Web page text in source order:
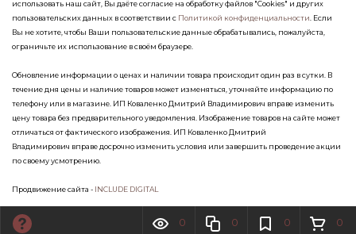
0 0 0 0
использовать наш сайт, Вы даёте согласие на обработку файлов "Cookies" и других
пользовательских данных в соответствии с Политикой конфиденциальности . Если
Вы не хотите, чтобы Ваши пользовательские данные обрабатывались, пожалуйста,
ограничьте их использование в своём браузере.
Обновление информации о ценах и наличии товара происходит один раз в сутки. В
течение дня цены и наличие товаров может изменяться, уточняйте информацию по
телефону или в магазине. ИП Коваленко Дмитрий Владимирович вправе изменить
цену товара без предварительного уведомления. Изображение товаров на сайте может
отличаться от фактического изображения. ИП Коваленко Дмитрий
Владимирович вправе досрочно изменить условия или завершить проведение акции
по своему усмотрению.
Продвижение сайта - INCLUDE DIGITAL